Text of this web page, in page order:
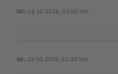
SO.. 18.10.2026 /13:00 Uhr
SA.. 24.10.2026 /12:00 Uhr